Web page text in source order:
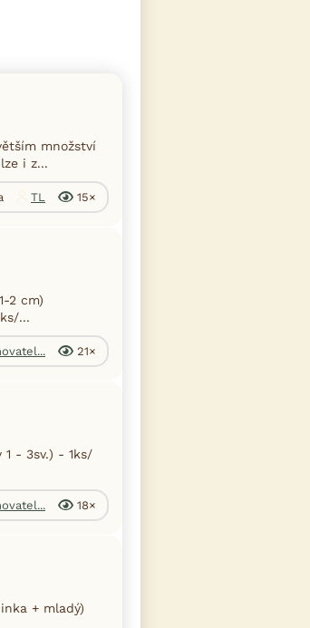
množství
i z...
TL 15×
2 cm)
...
21×
1 - 3sv.) - 1ks/
18×
+ mladý)